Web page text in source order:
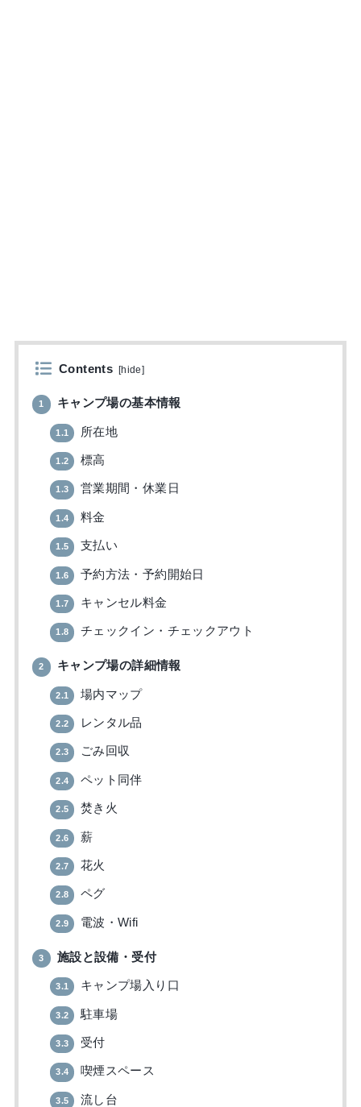
Contents [hide]
1 キャンプ場の基本情報
1.1 所在地
1.2 標高
1.3 営業期間・休業日
1.4 料金
1.5 支払い
1.6 予約方法・予約開始日
1.7 キャンセル料金
1.8 チェックイン・チェックアウト
2 キャンプ場の詳細情報
2.1 場内マップ
2.2 レンタル品
2.3 ごみ回収
2.4 ペット同伴
2.5 焚き火
2.6 薪
2.7 花火
2.8 ペグ
2.9 電波・Wifi
3 施設と設備・受付
3.1 キャンプ場入り口
3.2 駐車場
3.3 受付
3.4 喫煙スペース
3.5 流し台